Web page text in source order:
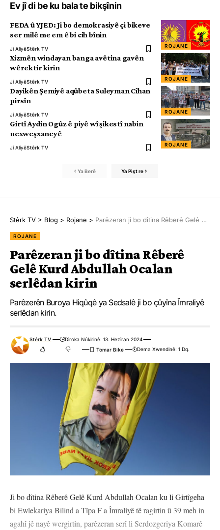
Ev jî di be ku bala te bikşînin
ROJANE
FEDA û YJED: Ji bo demokrasiyê çi bikeve
ser milê me em ê bi cih bînin
Ji AliyêStêrk TV
ROJANE
Xizmên windayan banga avêtina gavên
wêrektir kirin
Ji AliyêStêrk TV
ROJANE
Dayikên Şemiyê aqûbeta Suleyman Cîhan
pirsîn
Ji AliyêStêrk TV
ROJANE
Girtî Aydin Ogûz ê piyê wî şikestî nabin
nexweşxaneyê
Ji AliyêStêrk TV
Ya Berê Ya Pişt re
Stêrk TV > Blog > Rojane > Parêzeran ji bo dîtina Rêberê Gelê Kurd Abdullah Ocalan serlêdan kirin
ROJANE
Parêzeran ji bo dîtina Rêberê
Gelê Kurd Abdullah Ocalan
serlêdan kirin
Parêzerên Buroya Hiqûqê ya Sedsalê ji bo çûyîna Îmraliyê
serlêdan kirin.
Stêrk TV
Dîroka Nûkirinê: 13. Hezîran 2024
Dema Xwendinê: 1 Dq.
Ji bo dîtina Rêberê Gelê Kurd Abdullah Ocalan ku li Girtîgeha
bi Ewlekariya Bilind a Tîpa F a Îmraliyê tê ragirtin û 39 meh in
agahî jê nayê wergirtin, parêzeran serî li Serdozgeriya Komarê